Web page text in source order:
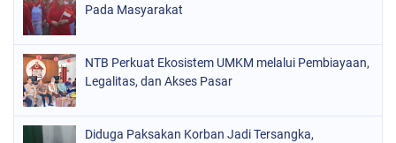
Pada Masyarakat
NTB Perkuat Ekosistem UMKM melalui Pembiayaan,
Legalitas, dan Akses Pasar
Diduga Paksakan Korban Jadi Tersangka,